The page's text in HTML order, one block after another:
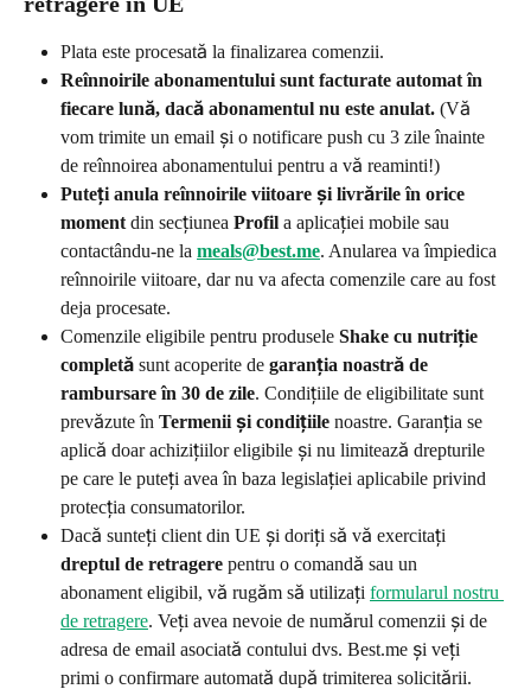
Plata este procesată la finalizarea comenzii.
Reînnoirile abonamentului sunt facturate automat în
fiecare lună, dacă abonamentul nu este anulat. (Vă
vom trimite un email și o notificare push cu 3 zile înainte
de reînnoirea abonamentului pentru a vă reaminti!)
Puteți anula reînnoirile viitoare și livrările în orice
moment din secțiunea Profil a aplicației mobile sau
contactându-ne la meals@best.me. Anularea va împiedica
reînnoirile viitoare, dar nu va afecta comenzile care au fost
deja procesate.
Comenzile eligibile pentru produsele Shake cu nutriție
completă sunt acoperite de garanția noastră de
rambursare în 30 de zile. Condițiile de eligibilitate sunt
prevăzute în Termenii și condițiile noastre. Garanția se
aplică doar achizițiilor eligibile și nu limitează drepturile
pe care le puteți avea în baza legislației aplicabile privind
protecția consumatorilor.
Dacă sunteți client din UE și doriți să vă exercitați
dreptul de retragere pentru o comandă sau un
abonament eligibil, vă rugăm să utilizați formularul nostru
de retragere. Veți avea nevoie de numărul comenzii și de
adresa de email asociată contului dvs. Best.me și veți
primi o confirmare automată după trimiterea solicitării.